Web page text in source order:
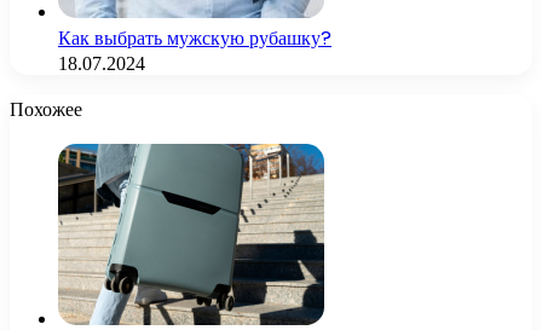
Как выбрать мужскую рубашку?
18.07.2024
Похожее